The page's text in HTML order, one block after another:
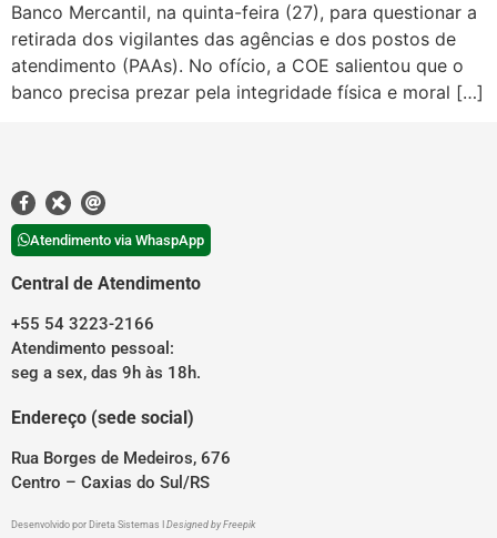
Banco Mercantil, na quinta-feira (27), para questionar a
retirada dos vigilantes das agências e dos postos de
atendimento (PAAs). No ofício, a COE salientou que o
banco precisa prezar pela integridade física e moral […]
Atendimento via WhaspApp
Central de Atendimento
+55 54 3223-2166
Atendimento pessoal:
seg a sex, das 9h às 18h.
Endereço (sede social)
Rua Borges de Medeiros, 676
Centro – Caxias do Sul/RS
Desenvolvido por Direta Sistemas Designed by Freepik